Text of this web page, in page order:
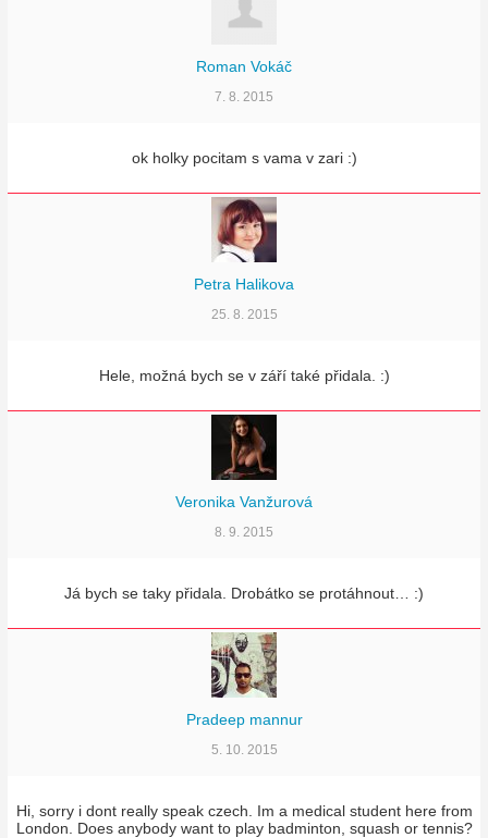
Roman Vokáč
7. 8. 2015
ok holky pocitam s vama v zari :)
Petra Halikova
25. 8. 2015
Hele, možná bych se v září také přidala. :)
Veronika Vanžurová
8. 9. 2015
Já bych se taky přidala. Drobátko se protáhnout… :)
Pradeep mannur
5. 10. 2015
Hi, sorry i dont really speak czech. Im a medical student here from
London. Does anybody want to play badminton, squash or tennis?